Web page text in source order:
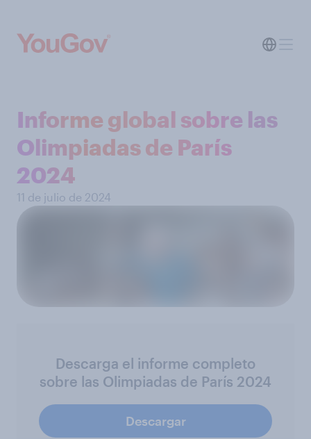
Informe global sobre las
Olimpiadas de París
2024
11 de julio de 2024
Descarga el informe completo
sobre las Olimpiadas de París 2024
Descargar